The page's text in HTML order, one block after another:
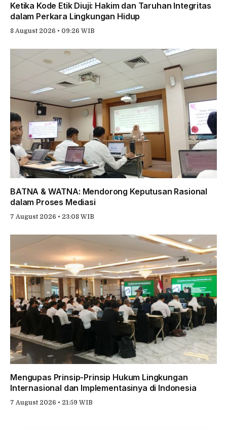
Ketika Kode Etik Diuji: Hakim dan Taruhan Integritas
dalam Perkara Lingkungan Hidup
8 August 2026 • 09:26 WIB
BATNA & WATNA: Mendorong Keputusan Rasional
dalam Proses Mediasi
7 August 2026 • 23:08 WIB
Mengupas Prinsip-Prinsip Hukum Lingkungan
Internasional dan Implementasinya di Indonesia
7 August 2026 • 21:59 WIB